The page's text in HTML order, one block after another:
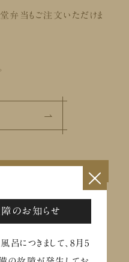
弁当もご注文いただけま
×
のお知らせ
呂につきまして、8月5